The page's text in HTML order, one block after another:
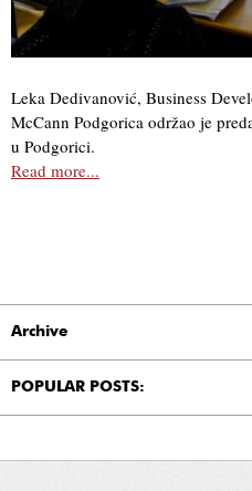
Leka Dedivanović, Business
McCann Podgorica održao je
u Podgorici.
Read more...
Archive
POPULAR POSTS: